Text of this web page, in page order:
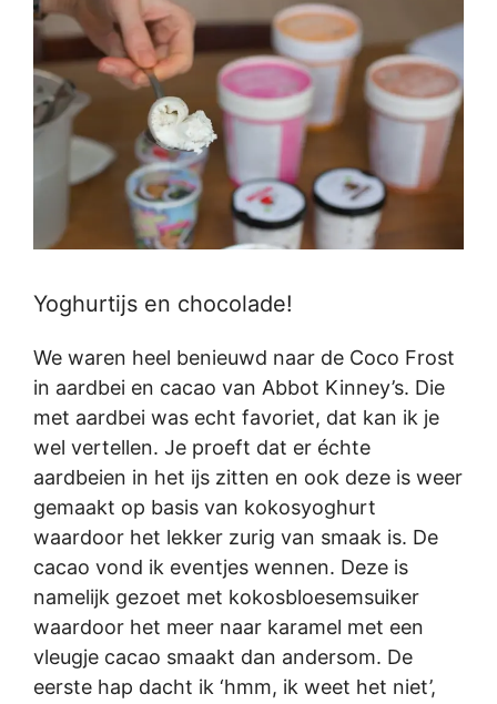
Yoghurtijs en chocolade!
We waren heel benieuwd naar de Coco Frost
in aardbei en cacao van Abbot Kinney’s. Die
met aardbei was echt favoriet, dat kan ik je
wel vertellen. Je proeft dat er échte
aardbeien in het ijs zitten en ook deze is weer
gemaakt op basis van kokosyoghurt
waardoor het lekker zurig van smaak is. De
cacao vond ik eventjes wennen. Deze is
namelijk gezoet met kokosbloesemsuiker
waardoor het meer naar karamel met een
vleugje cacao smaakt dan andersom. De
eerste hap dacht ik ‘hmm, ik weet het niet’,